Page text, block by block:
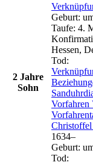
2 Jahre
Sohn
Geburt:
Taufe: 4.
Hessen,
Tod:
Vorfahren
Christoffel
1634–
Geburt:
Tod: